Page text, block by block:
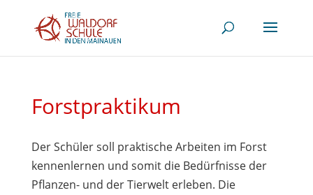
Forstpraktikum
Der Schüler soll praktische Arbeiten im Forst
kennenlernen und somit die Bedürfnisse der
Pflanzen- und der Tierwelt erleben. Die